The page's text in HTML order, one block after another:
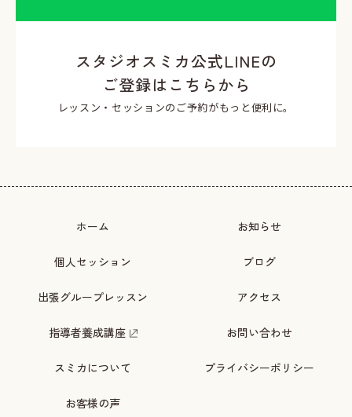
スタジオスミカ公式LINEの
ご登録はこちらから
レッスン・セッションのご予約がもっと便利に。
ホーム
個人セッション
出張グループレッスン
指導者養成講座
スミカについて
お客様の声
お知らせ
ブログ
アクセス
お問い合わせ
プライバシーポリシー